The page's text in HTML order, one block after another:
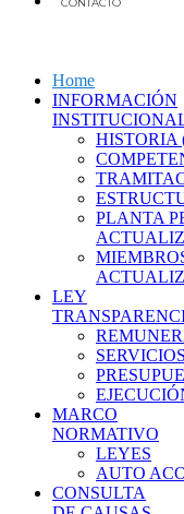
Home
INFORMACIÓN
HISTORIA
PLANTA
LEY
MARCO
NORMATIVO
LEYES
AUTO
CONSULTA